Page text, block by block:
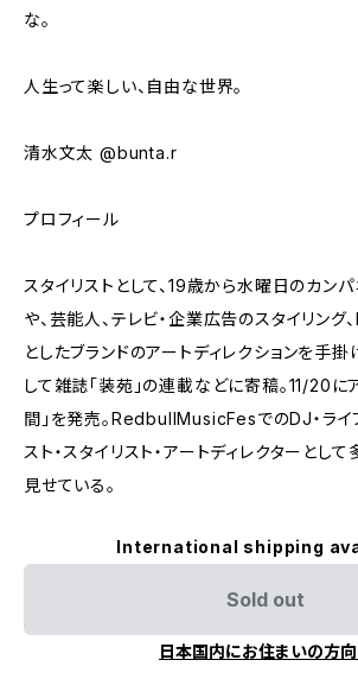
な。
人生って楽しい、自由な世界。
清水文太 @bunta.r
プロフィール
スタイリストとして、19歳から水曜日のカン
や、芸能人、テレビ・企業広告のスタイリン
としたブランドのアートディレクションを手掛
して雑誌「装苑」の連載などに寄稿。11/20に
間」を発売。RedbullMusicFesでのDJ・ライ
スト・スタイリスト・アートディレクターとし
見せている。
International shipping
Sold out
日本国内にお住まいの方